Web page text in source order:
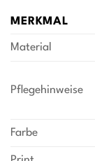
MERKMAL
Material
Pflegehinweise
Farbe